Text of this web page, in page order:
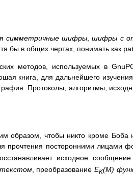
симметричные шифры ,шифры с
бы в общих чертах, понимать как
методов, используемых в
книга, для дальнейшего
Протоколы, алгоритмы,
образом, чтобы никто кроме Боба
прочтения посторонними лицами
исходное сообщение
, преобразованиеEK(M)